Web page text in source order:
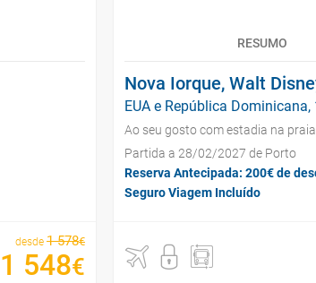
desde 1 578€
1 548€
RESUMO
Nova Iorque, Walt
EUA e República Dominicana,
Ao seu gosto com estadia na praia
Partida a 28/02/2027 de Porto
Reserva Antecipada: 200€ de
Seguro Viagem Incluído